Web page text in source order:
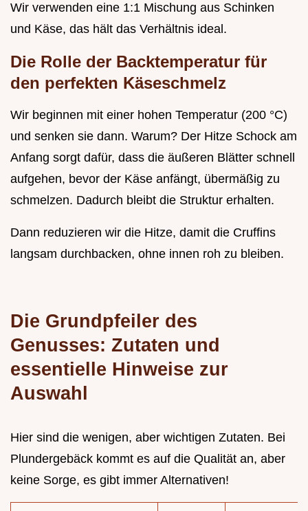
Wir verwenden eine 1:1 Mischung aus Schinken
und Käse, das hält das Verhältnis ideal.
Die Rolle der Backtemperatur für
den perfekten Käseschmelz
Wir beginnen mit einer hohen Temperatur (200 °C)
und senken sie dann. Warum? Der Hitze Schock am
Anfang sorgt dafür, dass die äußeren Blätter schnell
aufgehen, bevor der Käse anfängt, übermäßig zu
schmelzen. Dadurch bleibt die Struktur erhalten.
Dann reduzieren wir die Hitze, damit die Cruffins
langsam durchbacken, ohne innen roh zu bleiben.
Die Grundpfeiler des
Genusses: Zutaten und
essentielle Hinweise zur
Auswahl
Hier sind die wenigen, aber wichtigen Zutaten. Bei
Plundergebäck kommt es auf die Qualität an, aber
keine Sorge, es gibt immer Alternativen!